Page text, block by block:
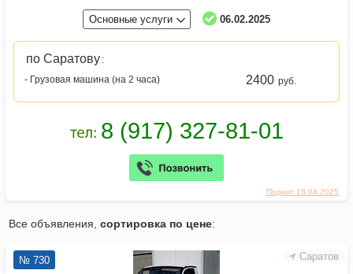
Поднят 18.04.2025
Основные услуги 06.02.2025
по Саратову :
- Грузовая машина (на 2 часа)
2400 руб.
Все объявления, сортировка по цене:
Саратов
№ 730